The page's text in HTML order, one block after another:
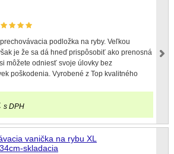
podložka na ryby. Veľkou
je že sa dá hneď prispôsobiť ako prenosná
môžete odniesť svoje úlovky bez
poškodenia. Vyrobené z Top kvalitného
s DPH
vanička na rybu XL
skladacia